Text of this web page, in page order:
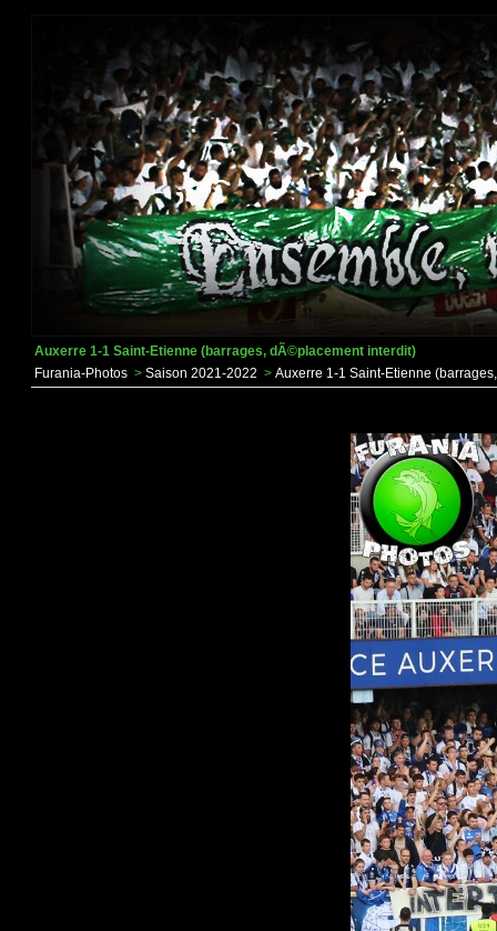
Auxerre 1-1 Saint-Etienne (barrages, dÃ©placement interdit)
Furania-Photos > Saison 2021-2022 > Auxerre 1-1 Saint-Etienne